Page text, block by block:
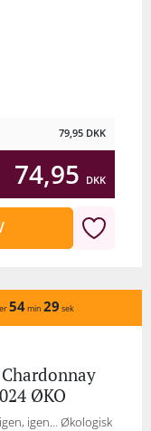
79,95 DKK
74,95 DKK
54min 29 sek
ØKO
igen… Økologisk